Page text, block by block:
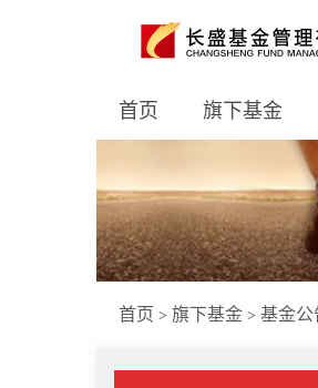
首页 旗下基金
首页 > 旗下基金 > 基金公